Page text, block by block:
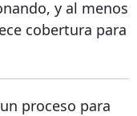
y al menos
cobertura para
proceso para